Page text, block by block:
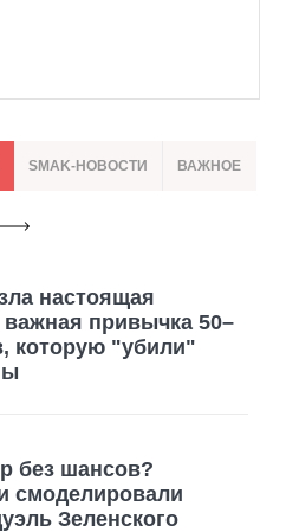
SMAK-НОВОСТИ ВАЖНОЕ
настоящая
важная привычка 50–
которую "убили"
без шансов?
смоделировали
Зеленского